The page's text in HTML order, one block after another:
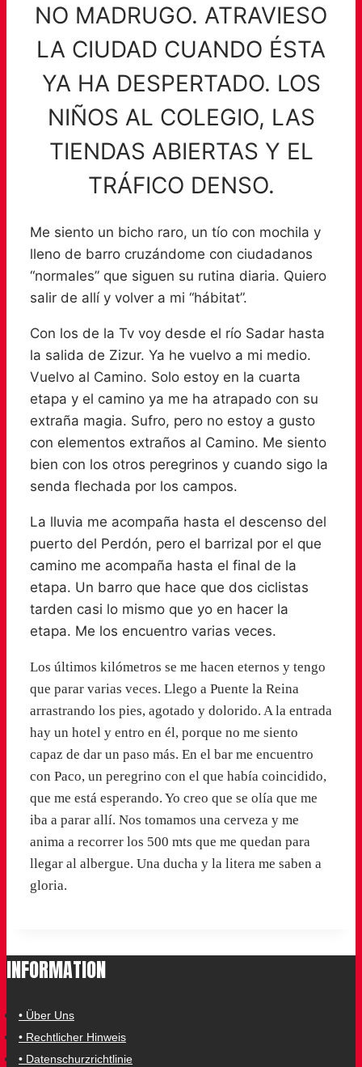
NO MADRUGO. ATRAVIESO
LA CIUDAD CUANDO ÉSTA
YA HA DESPERTADO. LOS
NIÑOS AL COLEGIO, LAS
TIENDAS ABIERTAS Y EL
TRÁFICO DENSO.
Me siento un bicho raro, un tío con mochila y
lleno de barro cruzándome con ciudadanos
“normales” que siguen su rutina diaria. Quiero
salir de allí y volver a mi “hábitat”.
Con los de la Tv voy desde el río Sadar hasta
la salida de Zizur. Ya he vuelvo a mi medio.
Vuelvo al Camino. Solo estoy en la cuarta
etapa y el camino ya me ha atrapado con su
extraña magia. Sufro, pero no estoy a gusto
con elementos extraños al Camino. Me siento
bien con los otros peregrinos y cuando sigo la
senda flechada por los campos.
La lluvia me acompaña hasta el descenso del
puerto del Perdón, pero el barrizal por el que
camino me acompaña hasta el final de la
etapa. Un barro que hace que dos ciclistas
tarden casi lo mismo que yo en hacer la
etapa. Me los encuentro varias veces.
Los últimos kilómetros se me hacen eternos y tengo
que parar varias veces. Llego a Puente la Reina
arrastrando los pies, agotado y dolorido. A la entrada
hay un hotel y entro en él, porque no me siento
capaz de dar un paso más. En el bar me encuentro
con Paco, un peregrino con el que había coincidido,
que me está esperando. Yo creo que se olía que me
iba a parar allí. Nos tomamos una cerveza y me
anima a recorrer los 500 mts que me quedan para
llegar al albergue. Una ducha y la litera me saben a
gloria.
INFORMATION
• Über Uns
• Rechtlicher Hinweis
• Datenschurzrichtlinie